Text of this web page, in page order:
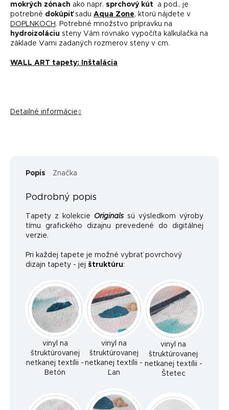
mokrých zónach ako napr. sprchový kút
a pod., je
potrebné dokúpiťsadu Aqua Zone, ktorú nájdete v
DOPLNKOCH . Potrebné množstvo prípravku na
hydroizoláciu steny Vám rovnako vypočíta kalkulačka na
základe Vami zadaných rozmerov steny v cm.
WALL ART tapety: Inštalácia
Detailné informácie
Popis Značka
Podrobný popis
Tapety z kolekcie Originals sú výsledkom výroby
tímu grafického dizajnu prevedené do digitálnej
verzie.
Pri každej tapete je možné vybrať povrchový
dizajn tapety - jej štruktúru:
vinyl na
štruktúrovanej
netkanej textílii -
Betón
vinyl na
štruktúrovanej
netkanej textílii -
Ľan
vinyl na
štruktúrovanej
netkanej textílii -
Štetec